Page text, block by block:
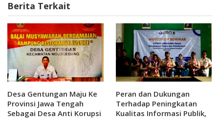
Berita Terkait
Desa Gentungan Maju Ke
Provinsi Jawa Tengah
Sebagai Desa Anti Korupsi
Peran dan Dukungan
Terhadap Peningkatan
Kualitas Informasi Publik,